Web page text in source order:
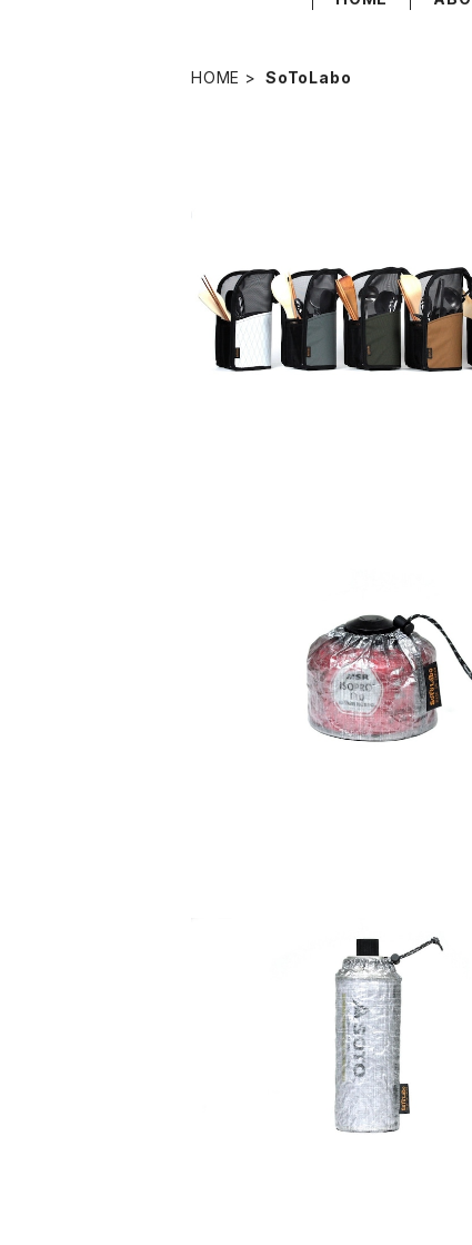
HOME SoToLabo
SoToLabo Dry mesh Kitchen
e / ソトラボ キッチンツールケ
¥3,960
20%OFF
ラボ ガスケース DCF OD110
¥3,300
SOLD OUT
ガスケース DCF CB
¥3,300